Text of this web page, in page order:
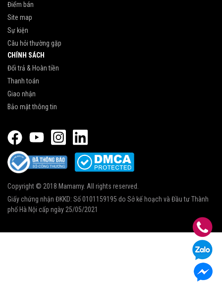
Điểm bán
Site map
Sự kiện
Câu hỏi thường gặp
CHÍNH SÁCH
Đổi trả & Hoàn tiền
Thanh toán
Giao nhận
Bảo mật thông tin
Copyright © 2018 Mamamy. All rights reserved.
Giấy chứng nhận ĐKKD: Số 0101159195 do Sở kế hoạch và Đầu tư Thành
phố Hà Nội cấp ngày 25/05/2021